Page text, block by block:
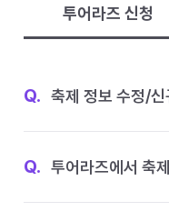
투어라즈 신청
Q. 축제 정보 수정/
Q. 투어라즈에서 축